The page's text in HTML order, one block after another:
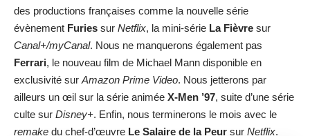
des productions françaises comme la nouvelle série
évènement Furies sur Netflix, la mini-série La Fièvre sur
Canal+/myCanal. Nous ne manquerons également pas
Ferrari, le nouveau film de Michael Mann disponible en
exclusivité sur Amazon Prime Video. Nous jetterons par
ailleurs un œil sur la série animée X-Men ’97, suite d’une série
culte sur Disney+. Enfin, nous terminerons le mois avec le
remake du chef-d’œuvre Le Salaire de la Peur sur Netflix.